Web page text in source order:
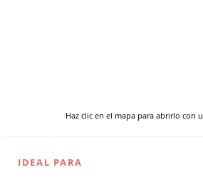
Haz clic en el mapa para abrirlo con
IDEAL PARA